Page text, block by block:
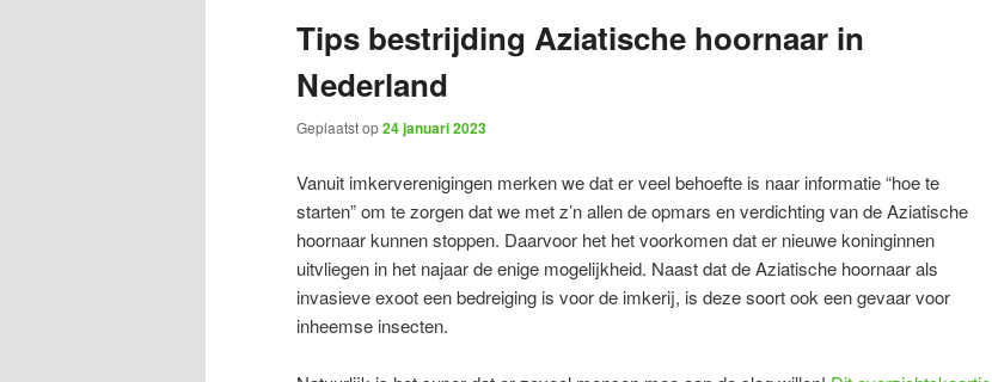
Tips bestrijding Aziatische hoornaar in
Nederland
Geplaatst op24 januari 2023
Vanuit imkerverenigingen merken we dat er veel behoefte is naar informatie “hoe te
starten” om te zorgen dat we met z’n allen de opmars en verdichting van de Aziatische
hoornaar kunnen stoppen. Daarvoor het het voorkomen dat er nieuwe koninginnen
uitvliegen in het najaar de enige mogelijkheid. Naast dat de Aziatische hoornaar als
invasieve exoot een bedreiging is voor de imkerij, is deze soort ook een gevaar voor
inheemse insecten.